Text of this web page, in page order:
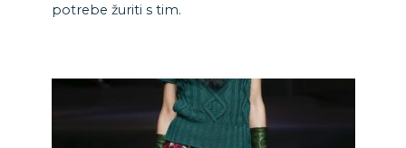
potrebe žuriti s tim.